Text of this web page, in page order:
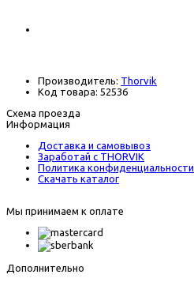
Производитель: Thorvik
Код товара: 52536
Схема проезда
Информация
Доставка и самовывоз
Заработай с THORVIK
Политика конфиденциальности
Скачать каталог
Мы принимаем к оплате
Дополнительно